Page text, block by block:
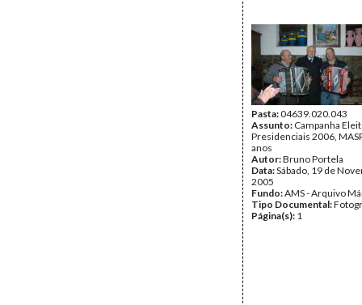
Pasta:04639.020.043
Assunto: Campanha
Presidenciais 2006,
anos
Autor:Bruno Portela
Data:Sábado, 19 de
2005
Fundo:AMS - Arquivo
Tipo Documental:
Página(s): 1